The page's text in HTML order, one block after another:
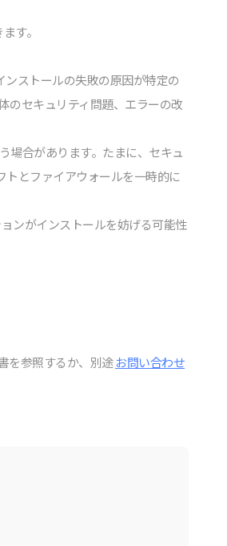
す。
ストールの失敗の原因が特定の
のセキュリティ問題、エラーの改
場合があります。たまに、セキュ
トとファイアウォールを⼀時的に
ンがインストールを妨げる可能性
を参照するか、別途 お問い合わせ